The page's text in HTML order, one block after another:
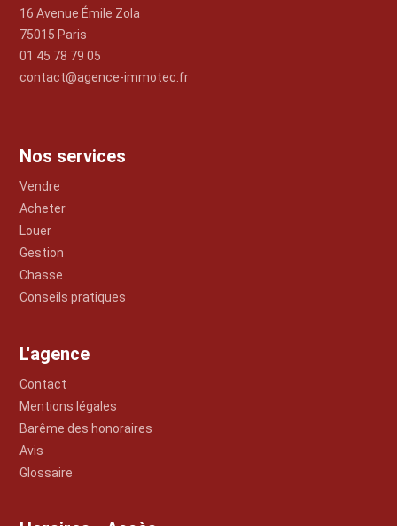
16 Avenue Émile Zola
75015 Paris
01 45 78 79 05
contact@agence-immotec.fr
Nos services
Vendre
Acheter
Louer
Gestion
Chasse
Conseils pratiques
L'agence
Contact
Mentions légales
Barême des honoraires
Avis
Glossaire